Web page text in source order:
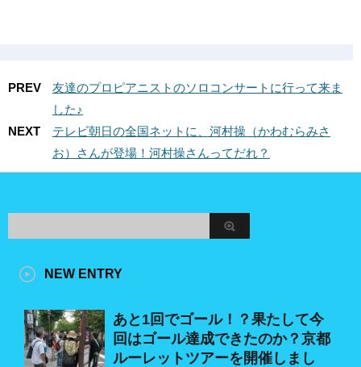
PREV
友達のプロピアニストのソロコンサートに行って来ま
した♪
NEXT
テレビ朝日の全国ネットに、河村操（かわむらみさ
お）さんが登場！河村操さんってだれ？
NEW ENTRY
あと1回でゴール！？果たして今
回はゴール達成できたのか？京都
ルーレットツアーを開催しまし